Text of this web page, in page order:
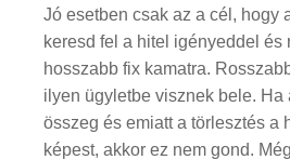
Jó esetben csak az a cél, hogy
keresd fel a hitel igényeddel és
hosszabb fix kamatra.
ilyen ügyletbe visznek bele. Ha
összeg és emiatt a törlesztés a
képest, akkor ez nem gond.